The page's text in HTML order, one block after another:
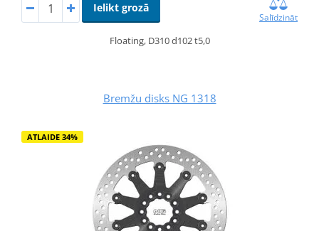
Ielikt grozā
Salīdzināt
Floating, D310 d102 t5,0
Bremžu disks NG 1318
ATLAIDE 34%